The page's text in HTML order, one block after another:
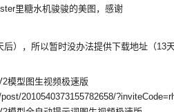
里糖水机骏骏的美图，感谢
后），所以暂时没办法提供下载地址（
模型图生视频极速版
2010540373155782658/